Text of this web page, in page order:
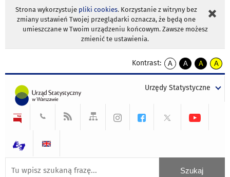
Strona wykorzystuje pliki cookies. Korzystanie z witryny bez
zmiany ustawień Twojej przeglądarki oznacza, że będą one
umieszczane w Twoim urządzeniu końcowym. Zawsze możesz
zmienić te ustawienia.
Kontrast:
A
kontrast
A
kontrast
tekst
czarnym
A
kontrast
tekst
czarnym
A
tekst
żółtym
Urzędy Statystyczne